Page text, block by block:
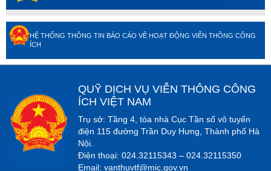
HỆ THỐNG THÔNG TIN BÁO CÁO VỀ HOẠT ĐỘNG VIỄN THÔNG CÔNG
ÍCH
QUỸ DỊCH VỤ VIỄN THÔNG CÔNG
ÍCH VIỆT NAM
Trụ sở: Tầng 4, tòa nhà Cục Tần số vô tuyến
điện 115 đường Trần Duy Hưng, Thành phố Hà
Nội.
Điện thoại: 024.32115343 – 024.32115350
Email:vanthuvtf@mic.gov.vn